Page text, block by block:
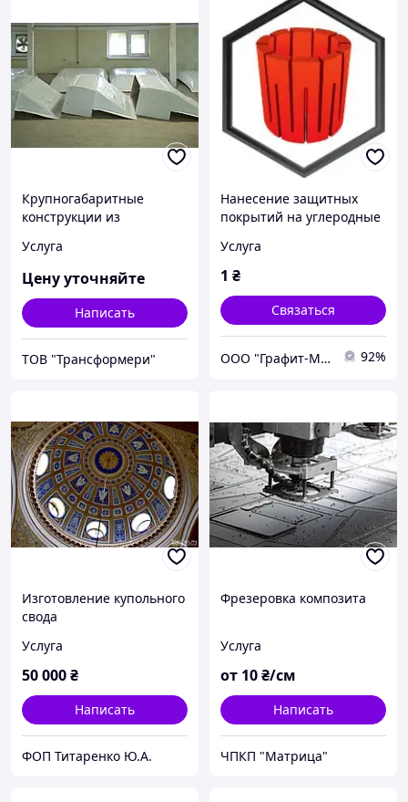
Крупногабаритные
конструкции из
Промышленные емкости,
корпуса, нестандартные
детали.
Услуга
Цену уточняйте
Написать
ТОВ "Трансформери"
Нанесение защитных
покрытий на углеродные
Услуга
1 ₴
Связаться
ООО "Графит-Мастер" 92%
Изготовление купольного
свода
Услуга
50 000₴
Написать
ФОП Титаренко Ю.А.
Фрезеровка композита
Услуга
от 10₴/см
Написать
ЧПКП "Матрица"